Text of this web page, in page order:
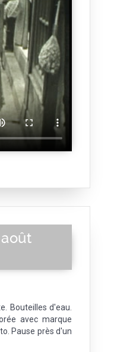
Bouteilles d'eau.
avec marque
Pause près d'un